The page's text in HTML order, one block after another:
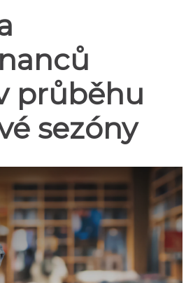
průběhu
sezóny